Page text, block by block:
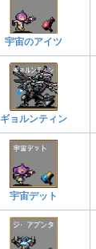
宇宙のアイツ
ギョルンティン
宇宙デット